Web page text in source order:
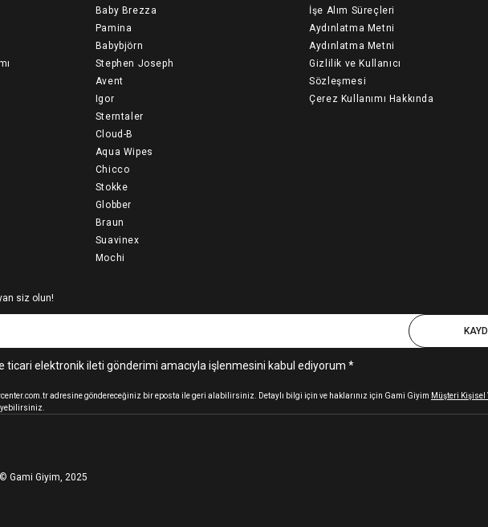
Baby Brezza
Pamina
Babybjörn
Stephen Joseph
Avent
Igor
Sterntaler
Cloud-B
Aqua Wipes
Chicco
Stokke
Globber
Braun
Suavinex
Mochi
İşe Alım Süreçleri
Aydınlatma Metni
Aydınlatma Metni
Gizlilik ve Kullanıcı
Sözleşmesi
Çerez Kullanımı Hakkında
siz olun!
ticari elektronik ileti gönderimi amacıyla işlenmesini kabul ediyorum *
adresine göndereceğiniz bir eposta ile geri alabilirsiniz. Detaylı bilgi için ve haklarınız için Gami Giyim Müşteri Kişisel
© Gami Giyim, 2025